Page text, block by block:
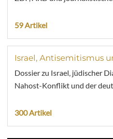
59 Artikel
Israel, Antisemitismus
Dossier zu Israel, jüdischer
Nahost-Konflikt und der
300 Artikel